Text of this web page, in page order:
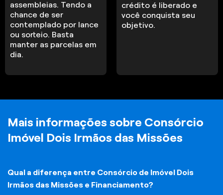
assembleias. Tendo a
chance de ser
contemplado por lance
ou sorteio. Basta
manter as parcelas em
dia.
crédito é liberado e
você conquista seu
objetivo.
Mais informações sobre Consórcio
Imóvel Dois Irmãos das Missões
Qual a diferença entre Consórcio de Imóvel Dois
Irmãos das Missões e Financiamento?